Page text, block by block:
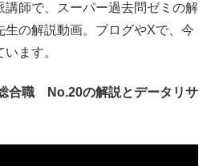
講師で、スーパー過去問ゼミの解
の解説動画。ブログやXで、今
ます。
合職 No.20の解説とデータリサ